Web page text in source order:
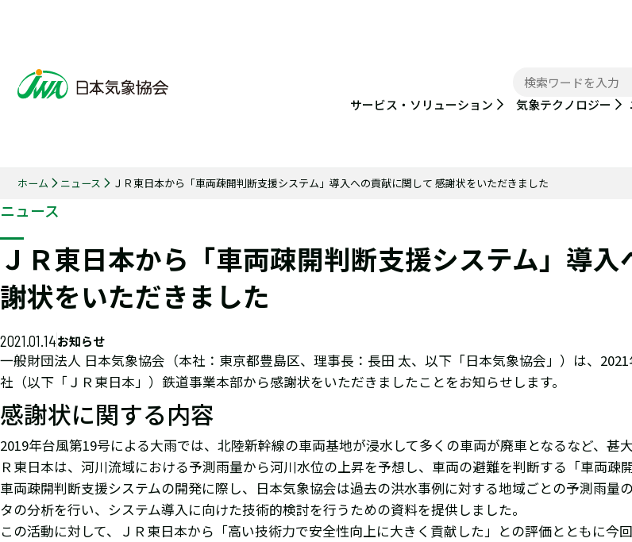
サービス・ソリューション
気象テクノロジー
ホーム ニュース ＪＲ東日本から「車両疎開判断支援システム」導入への貢献に関して 感謝状をいただきました
ニュース
ＪＲ東日本から「車両疎開判断支援システム」導
謝状をいただきました
2021.01.14お知らせ
一般財団法人 日本気象協会（本社：東京都豊島区、理事長：長田 太、以下「日本気象協会」）は、
社（以下「ＪＲ東日本」）鉄道事業本部から感謝状をいただきましたことをお知らせします。
感謝状に関する内容
2019年台風第19号による大雨では、北陸新幹線の車両基地が浸水して多くの車両が廃車となるなど、甚
Ｒ東日本は、河川流域における予測雨量から河川水位の上昇を予想し、車両の避難を判断する「車両疎
車両疎開判断支援システムの開発に際し、日本気象協会は過去の洪水事例に対する地域ごとの予測雨量
タの分析を行い、システム導入に向けた技術的検討を行うための資料を提供しました。
この活動に対して、ＪＲ東日本から「高い技術力で安全性向上に大きく貢献した」との評価とともに今